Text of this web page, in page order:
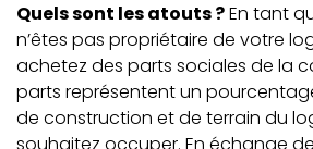
Quels sont les atouts ?En tant
n’êtes pas propriétaire de votre
achetez des parts sociales de la
parts représentent un
de construction et de terrain du